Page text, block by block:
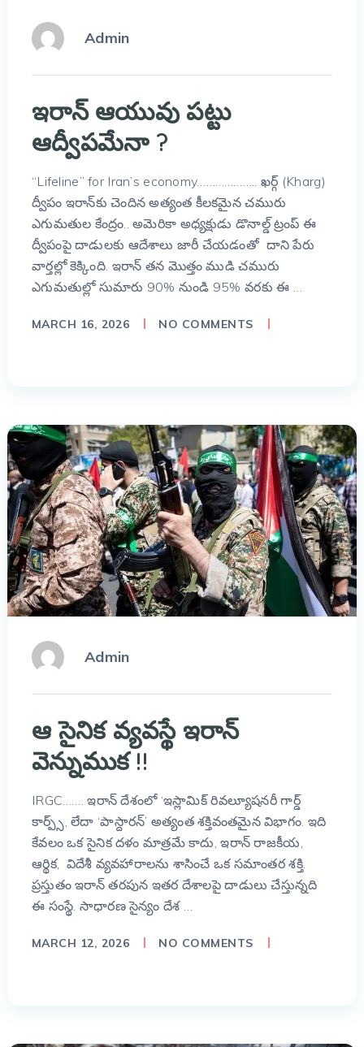
Admin
ఇరాన్ ఆయువు పట్టు
ఆద్వీపమేనా ?
“Lifeline” for Iran’s economy……………….. ఖర్గ్ (Kharg)
ద్వీపం ఇరాన్‌కు చెందిన అత్యంత కీలకమైన చమురు
ఎగుమతుల కేంద్రం.. అమెరికా అధ్యక్షుడు డొనాల్డ్ ట్రంప్ ఈ
ద్వీపంపై దాడులకు ఆదేశాలు జారీ చేయడంతో దాని పేరు
వార్తల్లో కెక్కింది. ఇరాన్ తన మొత్తం ముడి చమురు
ఎగుమతుల్లో సుమారు 90% నుండి 95% వరకు ఈ …
MARCH 16, 2026 NO COMMENTS
Admin
ఆ సైనిక వ్యవస్థే ఇరాన్
వెన్నుముక !!
IRGC……. ఇరాన్ దేశంలో ‘ఇస్లామిక్ రివల్యూషనరీ గార్డ్
కార్ప్స్, లేదా ‘పాస్దారన్’ అత్యంత శక్తివంతమైన విభాగం. ఇది
కేవలం ఒక సైనిక దళం మాత్రమే కాదు, ఇరాన్ రాజకీయ,
ఆర్థిక, విదేశీ వ్యవహారాలను శాసించే ఒక సమాంతర శక్తి.
ప్రస్తుతం ఇరాన్ తరపున ఇతర దేశాలపై దాడులు చేస్తున్నది
ఈ సంస్థే. సాధారణ సైన్యం దేశ …
MARCH 12, 2026 NO COMMENTS